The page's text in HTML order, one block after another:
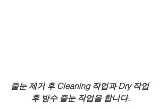
줄눈 제거 후 Cleaning 작업과 Dry 작업
후 방수 줄눈 작업을 합니다.